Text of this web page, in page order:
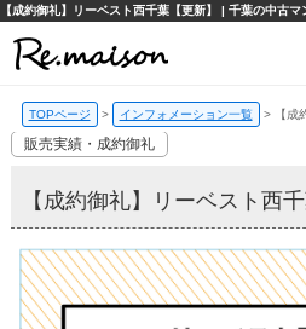
【成約御礼】リーベスト西千葉【更新】 | 千葉の中古
TOPページ > インフォメーション一覧 > 【成
販売実績・成約御礼
【成約御礼】リーベスト西